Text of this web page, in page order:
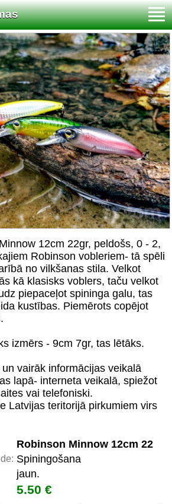
12cm 22gr, peldošs, 0 - 2,
Robinson vobleriem- tā spēli
no vilkšanas stila. Velkot
kā klasisks voblers, taču velkot
piepaceļot spininga galu, tas
kustības. Piemērots copējot
izmērs - 9cm 7gr, tas lētāks.
vairāk informācijas veikalā
lapā- interneta veikalā, spiežot
vai telefoniski.
Latvijas teritorijā pirkumiem virs
Robinson Minnow 12cm 22
Spiningošana
jaun.
5.50 €